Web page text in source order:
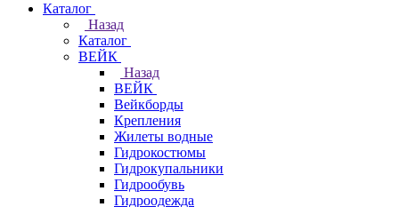
Каталог
Назад
Каталог
ВЕЙК
Назад
ВЕЙК
Вейкборды
Крепления
Жилеты водные
Гидрокостюмы
Гидрокупальники
Гидрообувь
Гидроодежда